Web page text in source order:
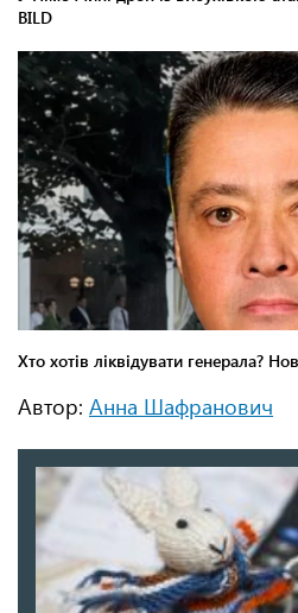
Автор: Анна Шафранович